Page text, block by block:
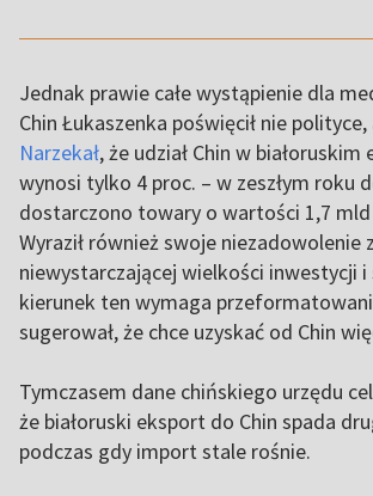
Jednak prawie całe wystąpienie dla
Chin Łukaszenka poświęcił nie
Narzekał, że udział Chin w białoruskim
wynosi tylko 4 proc. – w zeszłym roku
dostarczono towary o wartości 1,7
Wyraził również swoje niezadowolenie z
niewystarczającej wielkości inwestycji i
kierunek ten wymaga
sugerował, że chce uzyskać od Chin
Tymczasem dane chińskiego urzędu
że białoruski eksport do Chin spada
podczas gdy import stale rośnie.